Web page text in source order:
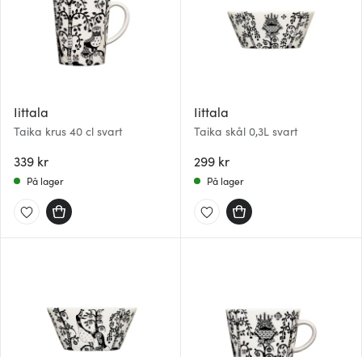
Iittala
Taika krus 40 cl svart
339 kr
På lager
Iittala
Taika skål 0,3L svart
299 kr
På lager